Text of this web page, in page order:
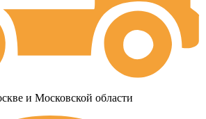
и Московской области